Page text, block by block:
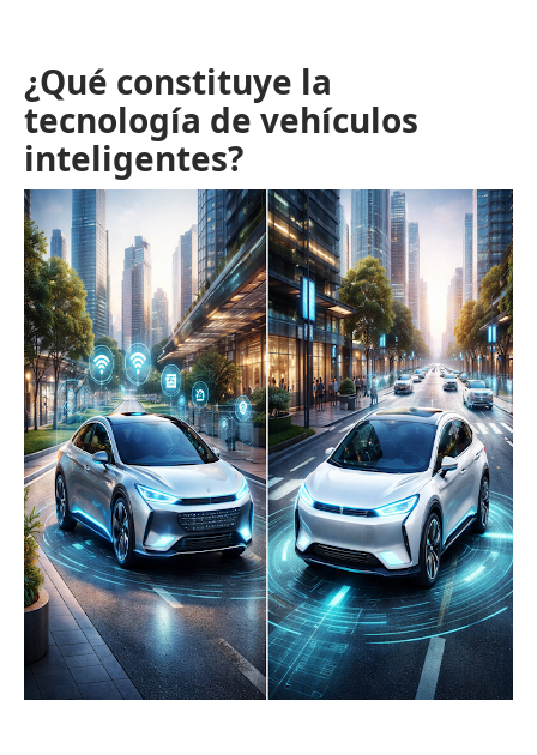
¿Qué constituye la
tecnología de vehículos
inteligentes?